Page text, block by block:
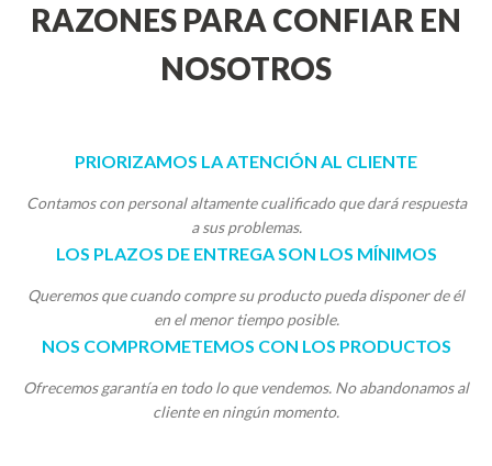
RAZONES PARA CONFIAR EN
NOSOTROS
PRIORIZAMOS LA ATENCIÓN AL CLIENTE
Contamos con personal altamente cualificado que dará respuesta
a sus problemas.
LOS PLAZOS DE ENTREGA SON LOS MÍNIMOS
Queremos que cuando compre su producto pueda disponer de él
en el menor tiempo posible.
NOS COMPROMETEMOS CON LOS PRODUCTOS
Ofrecemos garantía en todo lo que vendemos. No abandonamos al
cliente en ningún momento.